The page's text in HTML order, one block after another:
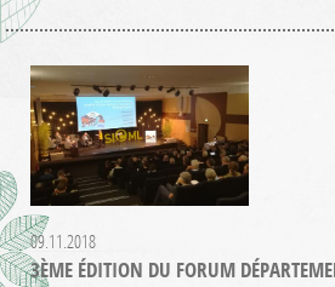
09.11.2018
3ÈME ÉDITION DU FORUM